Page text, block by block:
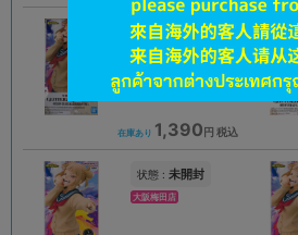
状態 :未開封
高崎店
在庫あり 1,390 円 税込
状態 : 未開封
大阪梅田店